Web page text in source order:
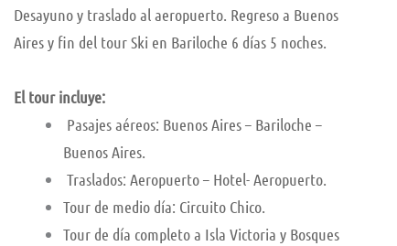
Desayuno y traslado al aeropuerto. Regreso a Buenos
Aires y fin del tour Ski en Bariloche 6 días 5 noches.
El tour incluye:
Pasajes aéreos: Buenos Aires – Bariloche –
Buenos Aires.
Traslados: Aeropuerto – Hotel- Aeropuerto.
Tour de medio día: Circuito Chico.
Tour de día completo a Isla Victoria y Bosques